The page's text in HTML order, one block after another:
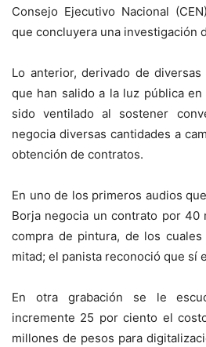
Consejo Ejecutivo Nacional
que concluyera una investigación
Lo anterior, derivado de
que han salido a la luz pública
sido ventilado al sostener
negocia diversas cantidades a
obtención de contratos.
En uno de los primeros audios
Borja negocia un contrato por 40
compra de pintura, de los
mitad; el panista reconoció que sí
En otra grabación se le
incremente 25 por ciento el
millones de pesos para